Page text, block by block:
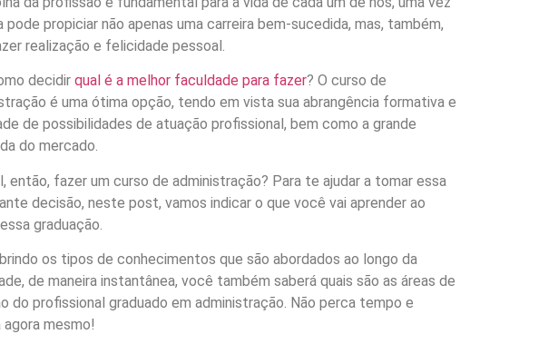
pode propiciar não apenas uma carreira bem-sucedida, mas, também,
realização e felicidade pessoal.
decidir qual é a melhor faculdade para fazer? O curso de
é uma ótima opção, tendo em vista sua abrangência formativa e
de possibilidades de atuação profissional, bem como a grande
do mercado.
então, fazer um curso de administração? Para te ajudar a tomar essa
decisão, neste post, vamos indicar o que você vai aprender ao
graduação.
os tipos de conhecimentos que são abordados ao longo da
de maneira instantânea, você também saberá quais são as áreas de
do profissional graduado em administração. Não perca tempo e
mesmo!